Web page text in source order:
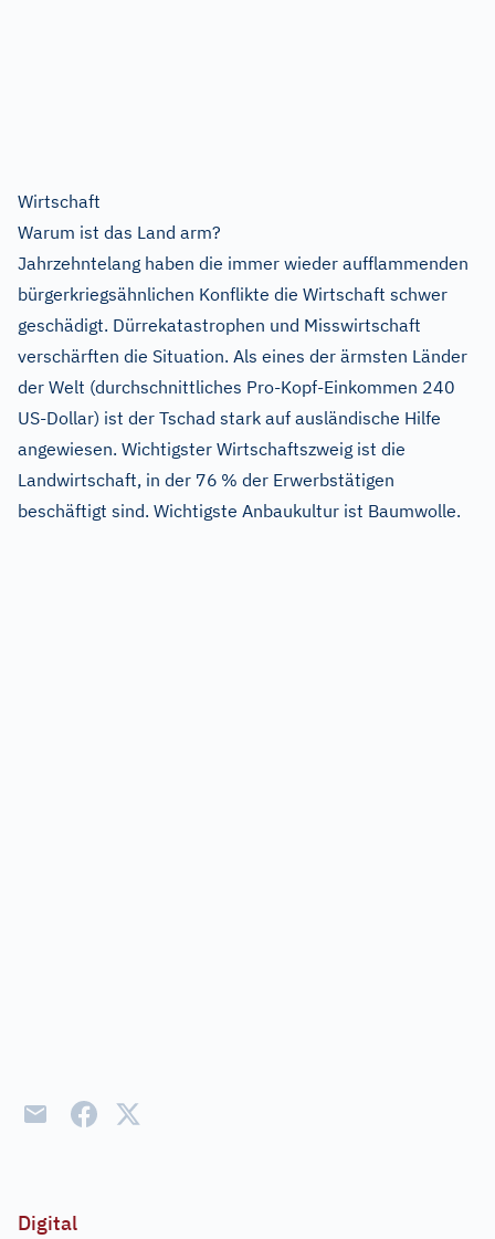
Wirtschaft
Warum ist das Land arm?
Jahrzehntelang haben die immer wieder aufflammenden
bürgerkriegsähnlichen Konflikte die Wirtschaft schwer
geschädigt. Dürrekatastrophen und Misswirtschaft
verschärften die Situation. Als eines der ärmsten Länder
der Welt (durchschnittliches Pro-Kopf-Einkommen 240
US-Dollar) ist der Tschad stark auf ausländische Hilfe
angewiesen. Wichtigster Wirtschaftszweig ist die
Landwirtschaft, in der 76 % der Erwerbstätigen
beschäftigt sind. Wichtigste Anbaukultur ist Baumwolle.
Digital